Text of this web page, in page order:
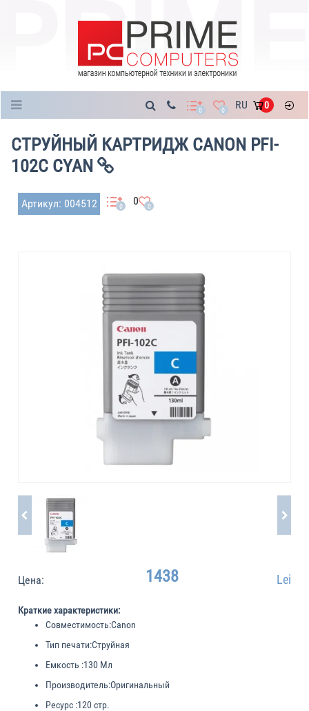
0 0 RU 0
СТРУЙНЫЙ КАРТРИДЖ CANON PFI-
102C CYAN
Артикул: 004512 0 0 0
Цена: 1438 Lei
Краткие характеристики:
Совместимость:Canon
Тип печати:Струйная
Емкость :130 Мл
Производитель:Оригинальный
Ресурс :120 стр.